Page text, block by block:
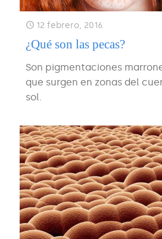
12 febrero, 2016
¿Qué son las pecas?
Son pigmentaciones
que surgen en zonas del
sol.